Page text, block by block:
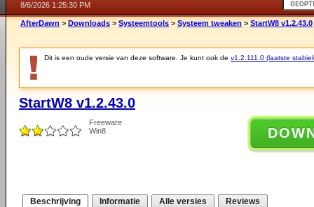
8/6/2026 1:25:30 PM
AfterDawn > Downloads > Systeemtools > Systeem tweaken > StartW8 v1.2.43.0
Dit is een oude versie van deze software. Je kunt ook de v1.2.111.0 (laatste
StartW8 v1.2.43.0
Freeware
Win8
Beschrijving Informatie Alle versies Reviews